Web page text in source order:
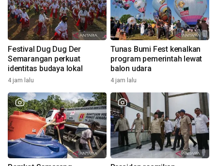
Festival Dug Dug Der
Semarangan perkuat
identitas budaya lokal
4 jam lalu
Tunas Bumi Fest kenalkan
program pemerintah lewat
balon udara
4 jam lalu